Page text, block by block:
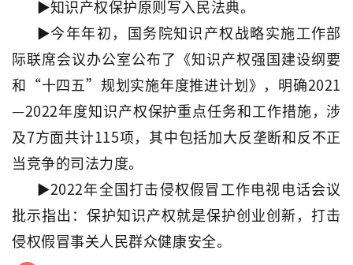
►知识产权保护原则写入民法典。
►今年年初，国务院知识产权战略实施工作部
际联席会议办公室公布了《知识产权强国建设纲要
和“十四五”规划实施年度推进计划》，明确2021
—2022年度知识产权保护重点任务和工作措施，涉
及7方面共计115项，其中包括加大反垄断和反不正
当竞争的司法力度。
►2022年全国打击侵权假冒工作电视电话会议
批示指出：保护知识产权就是保护创业创新，打击
侵权假冒事关人民群众健康安全。